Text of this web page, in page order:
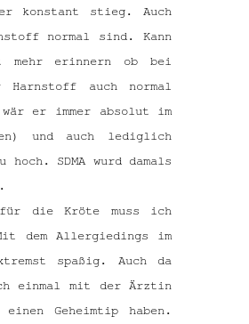
konstant stieg. Auch
normal sind. Kann
erinnern ob bei
Harnstoff auch normal
wär er immer absolut im
und auch lediglich
SDMA wurd damals
für die Kröte muss ich
dem Allergiedings im
spaßig. Auch da
einmal mit der Ärztin
Geheimtip haben.